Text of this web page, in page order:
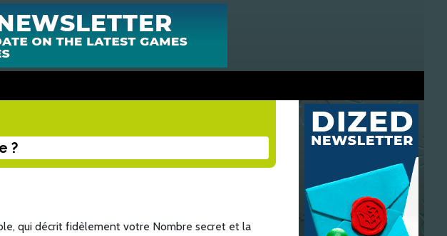
?
qui décrit fidèlement votre Nombre secret et la